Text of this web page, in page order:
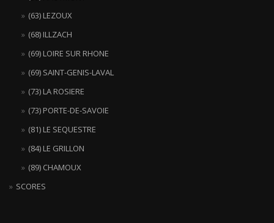
(63) LEZOUX
(68) ILLZACH
(69) LOIRE SUR RHONE
(69) SAINT-GENIS-LAVAL
(73) LA ROSIERE
(73) PORTE-DE-SAVOIE
(81) LE SEQUESTRE
(84) LE GRILLON
(89) CHAMOUX
SCORES